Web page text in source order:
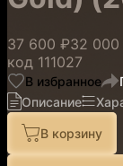
37 600 ₽32 000
код 111027
В избранное
Описание
В корзину